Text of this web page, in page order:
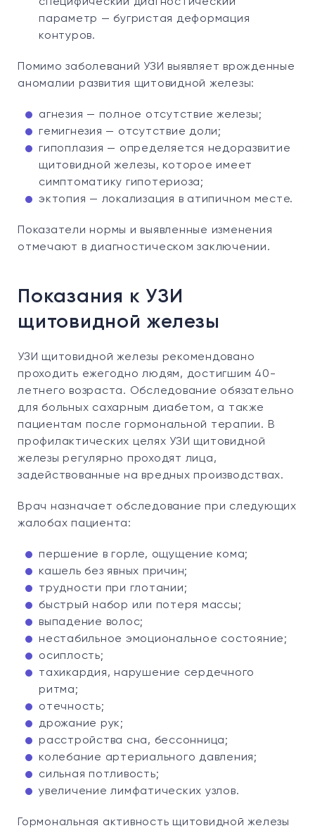
параметр — бугристая деформация
контуров.
Помимо заболеваний УЗИ выявляет врожденные
аномалии развития щитовидной железы:
агнезия — полное отсутствие железы;
гемигнезия — отсутствие доли;
гипоплазия — определяется недоразвитие
щитовидной железы, которое имеет
симптоматику гипотериоза;
эктопия — локализация в атипичном месте.
Показатели нормы и выявленные изменения
отмечают в диагностическом заключении.
Показания к УЗИ
щитовидной железы
УЗИ щитовидной железы рекомендовано
проходить ежегодно людям, достигшим 40-
летнего возраста. Обследование обязательно
для больных сахарным диабетом, а также
пациентам после гормональной терапии. В
профилактических целях УЗИ щитовидной
железы регулярно проходят лица,
задействованные на вредных производствах.
Врач назначает обследование при следующих
жалобах пациента:
першение в горле, ощущение кома;
кашель без явных причин;
трудности при глотании;
быстрый набор или потеря массы;
выпадение волос;
нестабильное эмоциональное состояние;
осиплость;
тахикардия, нарушение сердечного
ритма;
отечность;
дрожание рук;
расстройства сна, бессонница;
колебание артериального давления;
сильная потливость;
увеличение лимфатических узлов.
Гормональная активность щитовидной железы